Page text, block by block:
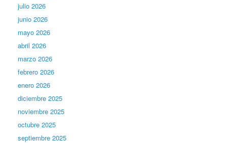
julio 2026
junio 2026
mayo 2026
abril 2026
marzo 2026
febrero 2026
enero 2026
diciembre 2025
noviembre 2025
octubre 2025
septiembre 2025